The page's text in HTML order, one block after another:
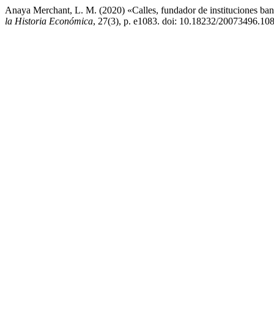
Anaya Merchant, L. M. (2020) «Calles, fundador de instituciones
la Historia Económica, 27(3), p. e1083. doi: 10.18232/